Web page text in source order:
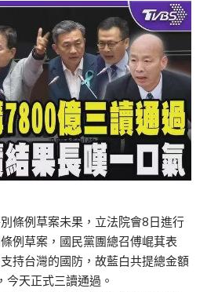
條例草案未果，立法院會8日進行
例草案，國民黨團總召傅崐萁表
持台灣的國防，故藍白共提總金額
天正式三讀通過。